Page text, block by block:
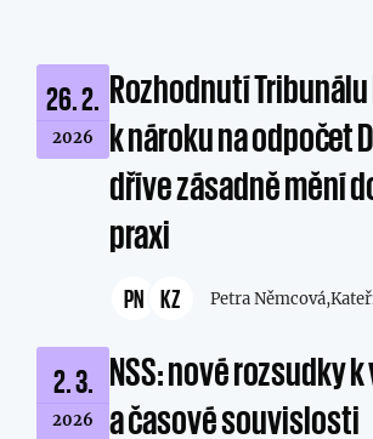
26. 2.
2026
Rozhodnutí Tribunálu
k nároku na odpočet
dříve zásadně mění
praxi
PN KZ Petra Němcová,
2. 3.
2026
NSS: nové rozsudky
a časové souvislosti